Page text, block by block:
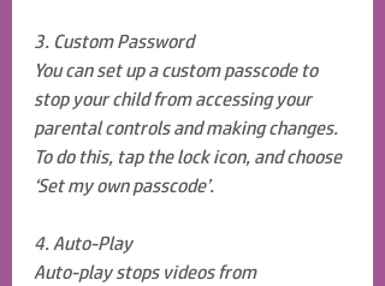
3. Custom Password
You can set up a custom passcode to
stop your child from accessing your
parental controls and making changes.
To do this, tap the lock icon, and choose
‘Set my own passcode’.
4. Auto-Play
Auto-play stops videos from